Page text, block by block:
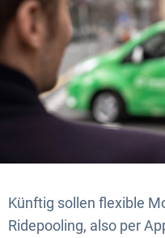
Künftig sollen flexible
Ridepooling, also per